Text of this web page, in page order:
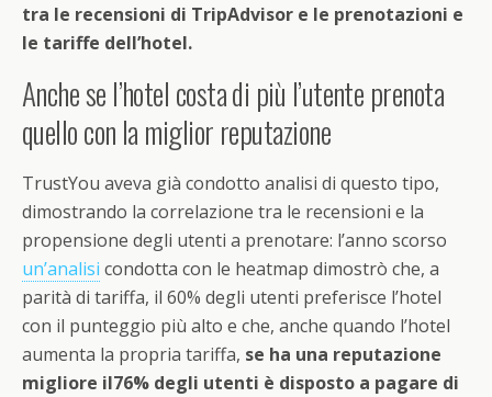
tra le recensioni di TripAdvisor e le prenotazioni e
le tariffe dell’hotel.
Anche se l’hotel costa di più l’utente prenota
quello con la miglior reputazione
TrustYou aveva già condotto analisi di questo tipo,
dimostrando la correlazione tra le recensioni e la
propensione degli utenti a prenotare: l’anno scorso
un’analisi condotta con le heatmap dimostrò che, a
parità di tariffa, il 60% degli utenti preferisce l’hotel
con il punteggio più alto e che, anche quando l’hotel
aumenta la propria tariffa, se ha una reputazione
migliore il76% degli utenti è disposto a pagare di